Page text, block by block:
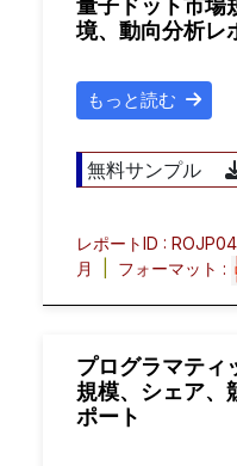
量子ドット市場
境、動向分析レ
もっと読む
無料サンプル
レポートID :
月
フォーマット :
プログラマティ
規模、シェア、
ポート